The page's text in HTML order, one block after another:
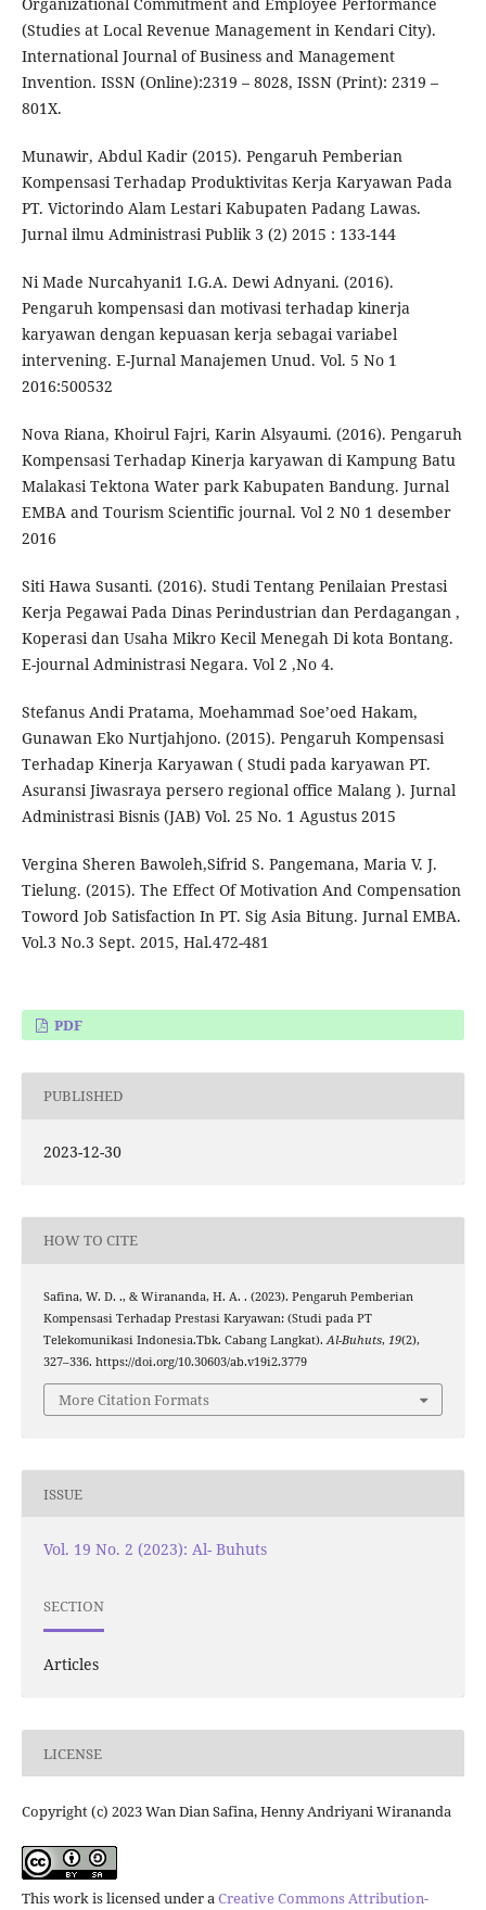
(Studies at Local Revenue Management in Kendari City).
International Journal of Business and Management
Invention. ISSN (Online):2319 – 8028, ISSN (Print): 2319 –
801X.
Munawir, Abdul Kadir (2015). Pengaruh Pemberian
Kompensasi Terhadap Produktivitas Kerja Karyawan Pada
PT. Victorindo Alam Lestari Kabupaten Padang Lawas.
Jurnal ilmu Administrasi Publik 3 (2) 2015 : 133-144
Ni Made Nurcahyani1 I.G.A. Dewi Adnyani. (2016).
Pengaruh kompensasi dan motivasi terhadap kinerja
karyawan dengan kepuasan kerja sebagai variabel
intervening. E-Jurnal Manajemen Unud. Vol. 5 No 1
2016:500532
Nova Riana, Khoirul Fajri, Karin Alsyaumi. (2016). Pengaruh
Kompensasi Terhadap Kinerja karyawan di Kampung Batu
Malakasi Tektona Water park Kabupaten Bandung. Jurnal
EMBA and Tourism Scientific journal. Vol 2 N0 1 desember
2016
Siti Hawa Susanti. (2016). Studi Tentang Penilaian Prestasi
Kerja Pegawai Pada Dinas Perindustrian dan Perdagangan ,
Koperasi dan Usaha Mikro Kecil Menegah Di kota Bontang.
E-journal Administrasi Negara. Vol 2 ,No 4.
Stefanus Andi Pratama, Moehammad Soe’oed Hakam,
Gunawan Eko Nurtjahjono. (2015). Pengaruh Kompensasi
Terhadap Kinerja Karyawan ( Studi pada karyawan PT.
Asuransi Jiwasraya persero regional office Malang ). Jurnal
Administrasi Bisnis (JAB) Vol. 25 No. 1 Agustus 2015
Vergina Sheren Bawoleh,Sifrid S. Pangemana, Maria V. J.
Tielung. (2015). The Effect Of Motivation And Compensation
Toword Job Satisfaction In PT. Sig Asia Bitung. Jurnal EMBA.
Vol.3 No.3 Sept. 2015, Hal.472-481
PDF
PUBLISHED
2023-12-30
HOW TO CITE
Safina, W. D. ., & Wirananda, H. A. . (2023). Pengaruh Pemberian
Kompensasi Terhadap Prestasi Karyawan: (Studi pada PT
Telekomunikasi Indonesia.Tbk. Cabang Langkat). Al-Buhuts, 19(2),
327–336. https://doi.org/10.30603/ab.v19i2.3779
More Citation Formats
ISSUE
Vol. 19 No. 2 (2023): Al- Buhuts
SECTION
Articles
LICENSE
Copyright (c) 2023 Wan Dian Safina, Henny Andriyani Wirananda
This work is licensed under aCreative Commons Attribution-